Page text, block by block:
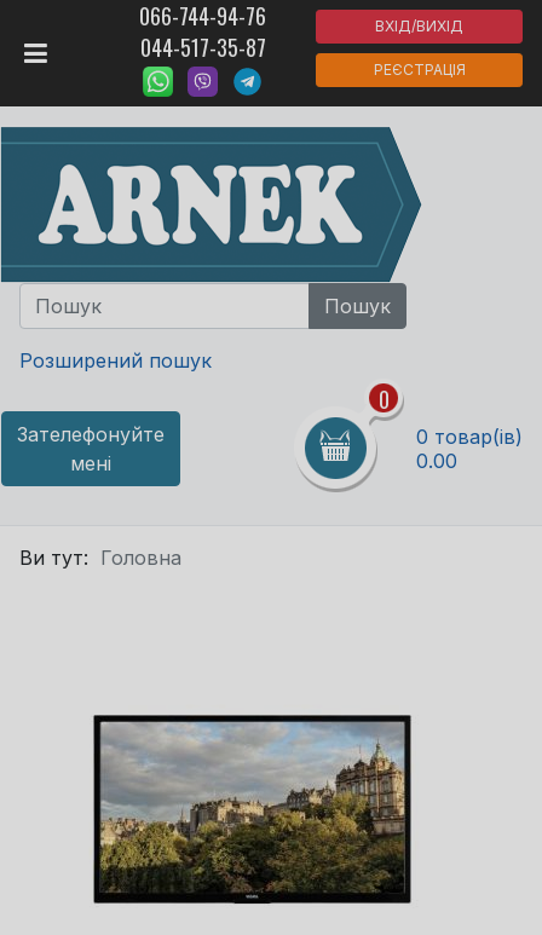
066-744-94-76
044-517-35-87
ВХІД/ВИХІД
РЕЄСТРАЦІЯ
Розширений пошук
Зателефонуйте
мені
0
0 товар(ів)
0.00
Ви тут: Головна